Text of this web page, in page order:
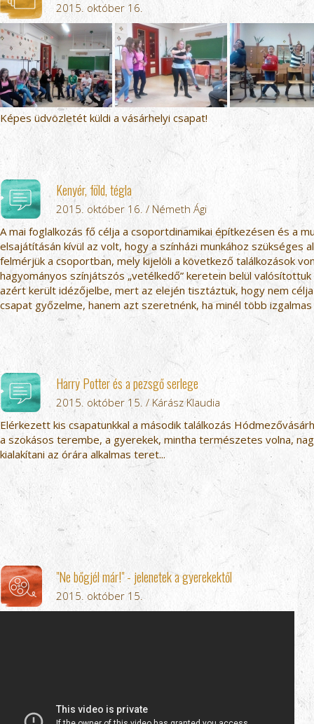
2015. október 16.
Képes üdvözletét küldi a vásárhelyi csapat!
Kenyér, föld, tégla
2015. október 16. / Németh Ági
A mai foglalkozás fő célja a csoportdinamikai építkezésen és a
elsajátításán kívül az volt, hogy a színházi munkához szükséges
felmérjük a csoportban, mely kijelöli a következő találkozások
hagyományos színjátszós „vetélkedő” keretein belül
azért került idézőjelbe, mert az elején tisztáztuk, hogy nem
csapat győzelme, hanem azt szeretnénk, ha minél több
Harry Potter és a pezsgő serlege
2015. október 15. / Kárász Klaudia
Elérkezett kis csapatunkkal a második találkozás
a szokásos terembe, a gyerekek, mintha természetes volna,
kialakítani az órára alkalmas teret...
"Ne bőgjél már!" - jelenetek a gyerekektől
2015. október 15.